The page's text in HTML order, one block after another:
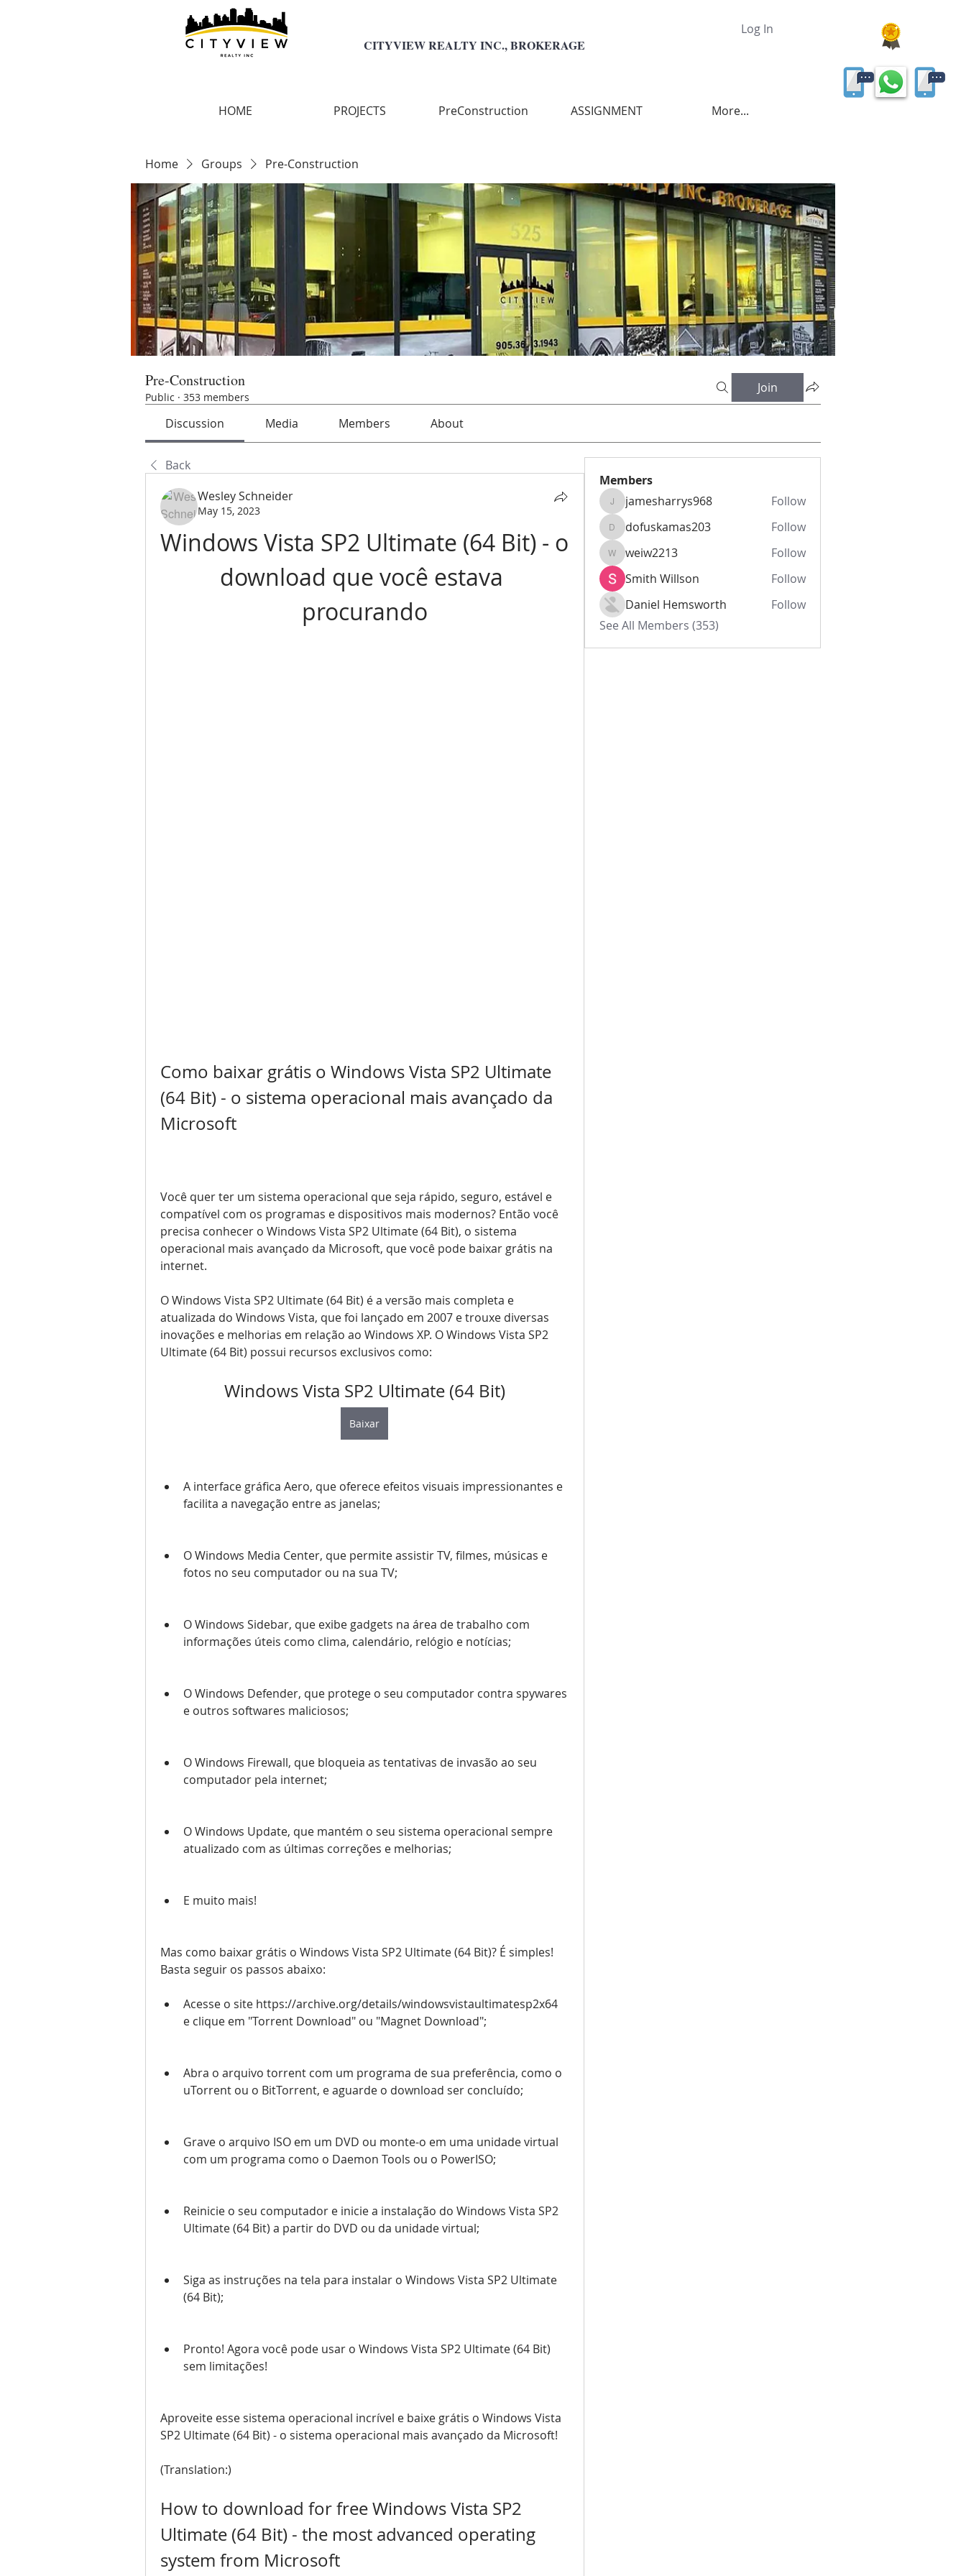
CITYVIEW REALTY INC., BROKERAGE
Log In
HOME PROJECTS PreConstruction ASSIGNMENT More...
Home Groups Pre-Construction
Pre-Construction
Public · 353 members
Join
Discussion Media Members About
Back
Wesley Schneider
May 15, 2023
Windows Vista SP2 Ultimate (64 Bit) - o
download que você estava
procurando
Como baixar grátis o Windows Vista SP2 Ultimate
(64 Bit) - o sistema operacional mais avançado da
Microsoft
Você quer ter um sistema operacional que seja rápido, seguro, estável e
compatível com os programas e dispositivos mais modernos? Então você
precisa conhecer o Windows Vista SP2 Ultimate (64 Bit), o sistema
operacional mais avançado da Microsoft, que você pode baixar grátis na
internet.
O Windows Vista SP2 Ultimate (64 Bit) é a versão mais completa e
atualizada do Windows Vista, que foi lançado em 2007 e trouxe diversas
inovações e melhorias em relação ao Windows XP. O Windows Vista SP2
Ultimate (64 Bit) possui recursos exclusivos como:
Windows Vista SP2 Ultimate (64 Bit)
Baixar
A interface gráfica Aero, que oferece efeitos visuais impressionantes e
facilita a navegação entre as janelas;
O Windows Media Center, que permite assistir TV, filmes, músicas e
fotos no seu computador ou na sua TV;
O Windows Sidebar, que exibe gadgets na área de trabalho com
informações úteis como clima, calendário, relógio e notícias;
O Windows Defender, que protege o seu computador contra spywares
e outros softwares maliciosos;
O Windows Firewall, que bloqueia as tentativas de invasão ao seu
computador pela internet;
O Windows Update, que mantém o seu sistema operacional sempre
atualizado com as últimas correções e melhorias;
E muito mais!
Mas como baixar grátis o Windows Vista SP2 Ultimate (64 Bit)? É simples!
Basta seguir os passos abaixo:
Acesse o site https://archive.org/details/windowsvistaultimatesp2x64
e clique em "Torrent Download" ou "Magnet Download";
Abra o arquivo torrent com um programa de sua preferência, como o
uTorrent ou o BitTorrent, e aguarde o download ser concluído;
Grave o arquivo ISO em um DVD ou monte-o em uma unidade virtual
com um programa como o Daemon Tools ou o PowerISO;
Reinicie o seu computador e inicie a instalação do Windows Vista SP2
Ultimate (64 Bit) a partir do DVD ou da unidade virtual;
Siga as instruções na tela para instalar o Windows Vista SP2 Ultimate
(64 Bit);
Pronto! Agora você pode usar o Windows Vista SP2 Ultimate (64 Bit)
sem limitações!
Aproveite esse sistema operacional incrível e baixe grátis o Windows Vista
SP2 Ultimate (64 Bit) - o sistema operacional mais avançado da Microsoft!
(Translation:)
How to download for free Windows Vista SP2
Ultimate (64 Bit) - the most advanced operating
system from Microsoft
Members
jamesharrys968
jamesharrys968 Follow
dofuskamas203
dofuskamas203 Follow
weiw2213
weiw2213
Follow
Smith Willson
Follow
Daniel Hemsworth
Follow
See All Members (353)